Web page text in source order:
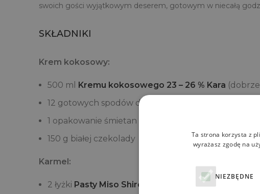
swoich gości wyjątkowym deserem, gotowym w niecałą
SKŁADNIKI
Krem kokosowy:
500 ml Kremu kokosowego 23 – 26 % Kara
12 gotowych spodów do mini tart
1 opakowanie śmietan fix
150 g białej czekolady
Karmel:
2 łyżki Pasty Miso Shiro jasnej House of Asia
Ta strona korzysta z
wyrażasz zgodę na
NIEZBĘDNE